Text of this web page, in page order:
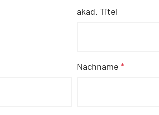
akad. Titel
Nachname *